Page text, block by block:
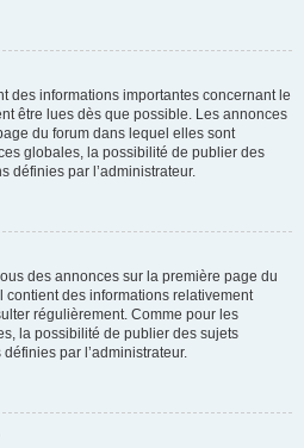
des informations importantes concernant le
être lues dès que possible. Les annonces
du forum dans lequel elles sont
globales, la possibilité de publier des
définies par l’administrateur.
des annonces sur la première page du
des informations relativement
régulièrement. Comme pour les
la possibilité de publier des sujets
par l’administrateur.